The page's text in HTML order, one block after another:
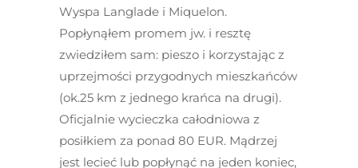
Wyspa Langlade i Miquelon.
Popłynąłem promem jw. i resztę
zwiedziłem sam: pieszo i korzystając z
uprzejmości przygodnych mieszkańców
(ok.25 km z jednego krańca na drugi).
Oficjalnie wycieczka całodniowa z
posiłkiem za ponad 80 EUR. Mądrzej
jest lecieć lub popłynąć na jeden koniec,